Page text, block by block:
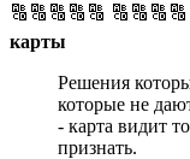
🔠🔠🔠🔠🔠 🔠🔠🔠🔠
карты
Решения
которые не
- карта видит
признать.